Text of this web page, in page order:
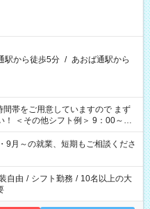
駅から徒歩5分 / あおば通駅から
間帯をご用意していますので まず
00～
など！その他のお時間もOKで
月～の就業、短期もご相談くださ
自由 / シフト勤務 / 10名以上の大